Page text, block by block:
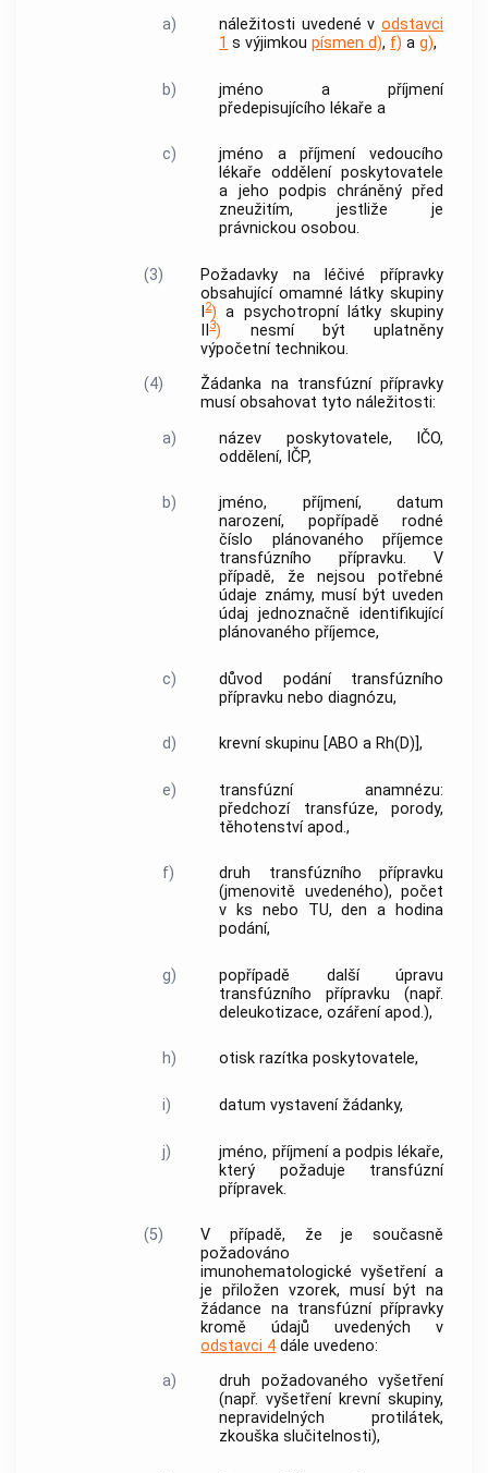
a)
náležitosti uvedené v odstavci
1 s výjimkoupísmen d), f) ag),
b)
jméno a příjmení
předepisujícího lékaře a
c)
jméno a příjmení vedoucího
lékaře oddělení poskytovatele
a jeho podpis chráněný před
zneužitím, jestliže je
právnickou osobou.
(3)
Požadavky na léčivé přípravky
obsahující omamné látky skupiny
I2) a psychotropní látky skupiny
II3) nesmí být uplatněny
výpočetní technikou.
(4)
Žádanka na transfúzní přípravky
musí obsahovat tyto náležitosti:
a)
název poskytovatele, IČO,
oddělení, IČP,
b)
jméno, příjmení, datum
narození, popřípadě rodné
číslo plánovaného příjemce
transfúzního přípravku. V
případě, že nejsou potřebné
údaje známy, musí být uveden
údaj jednoznačně identifikující
plánovaného příjemce,
c) důvod podání transfúzního
přípravku nebo diagnózu,
d) krevní skupinu [ABO a Rh(D)],
e)
transfúzní anamnézu:
předchozí transfúze, porody,
těhotenství apod.,
f) druh transfúzního přípravku
(jmenovitě uvedeného), počet
v ks nebo TU, den a hodina
podání,
g)
popřípadě další úpravu
transfúzního přípravku (např.
deleukotizace, ozáření apod.),
h) otisk razítka poskytovatele,
i) datum vystavení žádanky,
j)
jméno, příjmení a podpis lékaře,
který požaduje transfúzní
přípravek.
(5)
V případě, že je současně
požadováno
imunohematologické vyšetření a
je přiložen vzorek, musí být na
žádance na transfúzní přípravky
kromě údajů uvedených v
odstavci 4 dále uvedeno:
a)
druh požadovaného vyšetření
(např. vyšetření krevní skupiny,
nepravidelných protilátek,
zkouška slučitelnosti),